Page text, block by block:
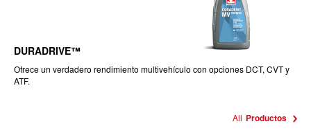
DURADRIVE™
Ofrece un verdadero rendimiento multivehículo con opciones DCT, CVT y
ATF.
All Productos